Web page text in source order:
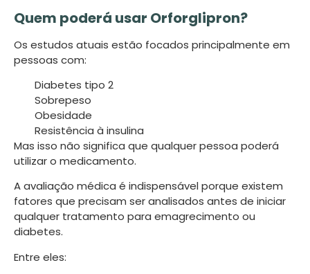
Quem poderá usar Orforglipron?
Os estudos atuais estão focados principalmente em
pessoas com:
Diabetes tipo 2
Sobrepeso
Obesidade
Resistência à insulina
Mas isso não significa que qualquer pessoa poderá
utilizar o medicamento.
A avaliação médica é indispensável porque existem
fatores que precisam ser analisados antes de iniciar
qualquer tratamento para emagrecimento ou
diabetes.
Entre eles: